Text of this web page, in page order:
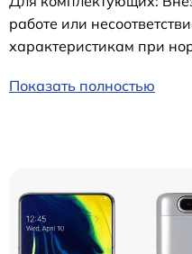
работе или
характеристикам при
Показать полностью